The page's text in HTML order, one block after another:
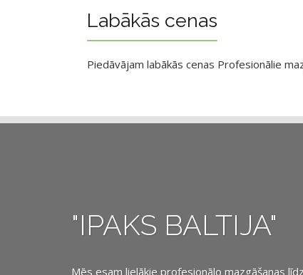
Labākās cenas
Piedāvājam labākās cenas Profesionālie
"IPAKS BALTIJA"
Mēs esam lielākie profesionālo mazgāšanas